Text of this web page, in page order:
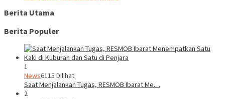
Berita Utama
Berita Populer
1
News6115 Dilihat
Saat Menjalankan Tugas, RESMOB Ibarat Me…
2